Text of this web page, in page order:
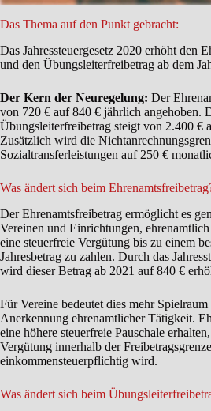
Das Thema auf den Punkt gebracht:
Das Jahressteuergesetz 2020 erhöht den
und den Übungsleiterfreibetrag ab dem
Der Kern der Neuregelung: Der
von 720 € auf 840 € jährlich angehoben.
Übungsleiterfreibetrag steigt von 2.400 €
Zusätzlich wird die
Sozialtransferleistungen auf 250 €
Was ändert sich beim
Der Ehrenamtsfreibetrag ermöglicht es
Vereinen und Einrichtungen, ehrenamtlich
eine steuerfreie Vergütung bis zu einem
Jahresbetrag zu zahlen. Durch das
wird dieser Betrag ab 2021 auf 840 €
Für Vereine bedeutet dies mehr Spielraum
Anerkennung ehrenamtlicher Tätigkeit.
eine höhere steuerfreie Pauschale
Vergütung innerhalb der Freibetragsgrenze
einkommensteuerpflichtig wird.
Was ändert sich beim